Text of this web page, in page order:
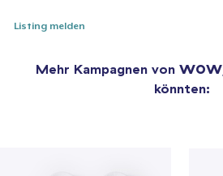
Listing melden
Mehr Kampagnen von WOW
könnten: